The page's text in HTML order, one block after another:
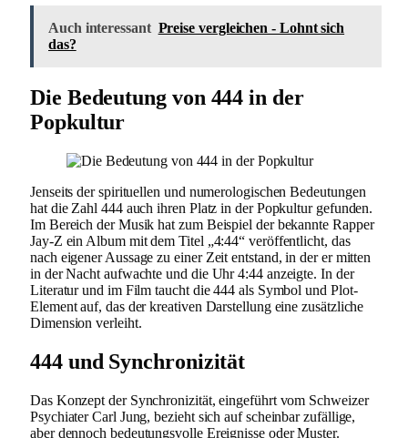
Auch interessant Preise vergleichen - Lohnt sich
das?
Die Bedeutung von 444 in der
Popkultur
Jenseits der spirituellen und numerologischen Bedeutungen
hat die Zahl 444 auch ihren Platz in der Popkultur gefunden.
Im Bereich der Musik hat zum Beispiel der bekannte Rapper
Jay-Z ein Album mit dem Titel „4:44“ veröffentlicht, das
nach eigener Aussage zu einer Zeit entstand, in der er mitten
in der Nacht aufwachte und die Uhr 4:44 anzeigte. In der
Literatur und im Film taucht die 444 als Symbol und Plot-
Element auf, das der kreativen Darstellung eine zusätzliche
Dimension verleiht.
444 und Synchronizität
Das Konzept der Synchronizität, eingeführt vom Schweizer
Psychiater Carl Jung, bezieht sich auf scheinbar zufällige,
aber dennoch bedeutungsvolle Ereignisse oder Muster.